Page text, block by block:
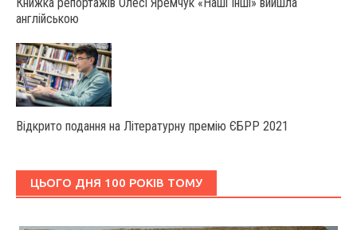
Книжка репортажів Олесі Яремчук «Наші Інші» вийшла
англійською
Відкрито подання на Літературну премію ЄБРР 2021
ЦЬОГО ДНЯ 100 РОКІВ ТОМУ